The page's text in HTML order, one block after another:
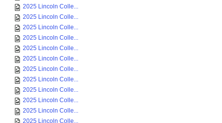
2025 Lincoln Colle...
2025 Lincoln Colle...
2025 Lincoln Colle...
2025 Lincoln Colle...
2025 Lincoln Colle...
2025 Lincoln Colle...
2025 Lincoln Colle...
2025 Lincoln Colle...
2025 Lincoln Colle...
2025 Lincoln Colle...
2025 Lincoln Colle...
2025 Lincoln Colle...